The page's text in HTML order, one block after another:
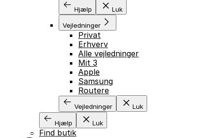
Hjælp Luk
Vejledninger
Privat
Erhverv
Alle vejledninger
Mit 3
Apple
Samsung
Routere
Vejledninger Luk
Hjælp Luk
Find butik